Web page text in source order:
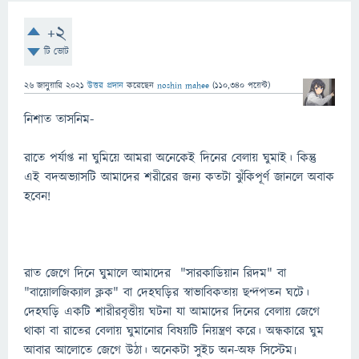
+2
টি ভোট
26 জানুয়ারি 2021 উত্তর প্রদান করেছেন noshin mahee (110,340 পয়েন্ট)
নিশাত তাসনিম-
রাতে পর্যাপ্ত না ঘুমিয়ে আমরা অনেকেই দিনের বেলায় ঘুমাই। কিন্তু
এই বদঅভ্যাসটি আমাদের শরীরের জন্য কতটা ঝুঁকিপূর্ণ জানলে অবাক
হবেন!
রাত জেগে দিনে ঘুমালে আমাদের "সারকাডিয়ান রিদম" বা
"বায়োলজিক্যাল ক্লক" বা দেহঘড়ির স্বাভাবিকতায় ছন্দপতন ঘটে।
দেহঘড়ি একটি শারীরবৃত্তীয় ঘটনা যা আমাদের দিনের বেলায় জেগে
থাকা বা রাতের বেলায় ঘুমানোর বিষয়টি নিয়ন্ত্রণ করে। অন্ধকারে ঘুম
আবার আলোতে জেগে উঠা। অনেকটা সুইচ অন-অফ সিস্টেম৷